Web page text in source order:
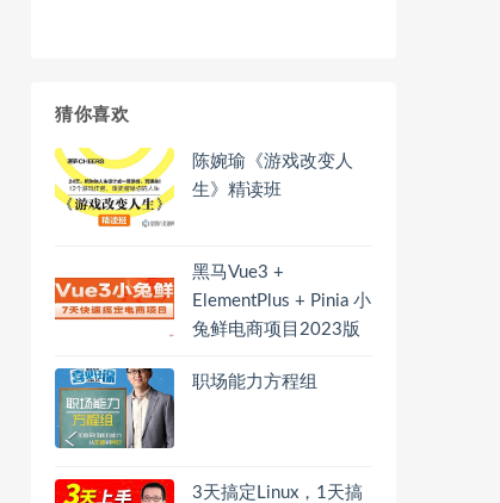
猜你喜欢
陈婉瑜《游戏改变人
生》精读班
黑马Vue3 +
ElementPlus + Pinia 小
兔鲜电商项目2023版
职场能力方程组
3天搞定Linux，1天搞